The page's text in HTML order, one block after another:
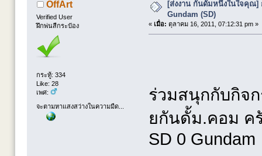
OffArt
Verified User
ฝึกพ่นสีกระป๋อง
กระทู้: 334
Like: 28
เพศ:
จะตามหาแสงสว่างในความมืด...
[ส่งงาน กันดั้มหนึ่งในใจคุณ]
Gundam (SD)
« เมื่อ: ตุลาคม 16, 2011, 07:12:31 pm »
ร่วมสนุกกับกิจ
ยกันดั้ม.คอม ค
SD 0 Gundam